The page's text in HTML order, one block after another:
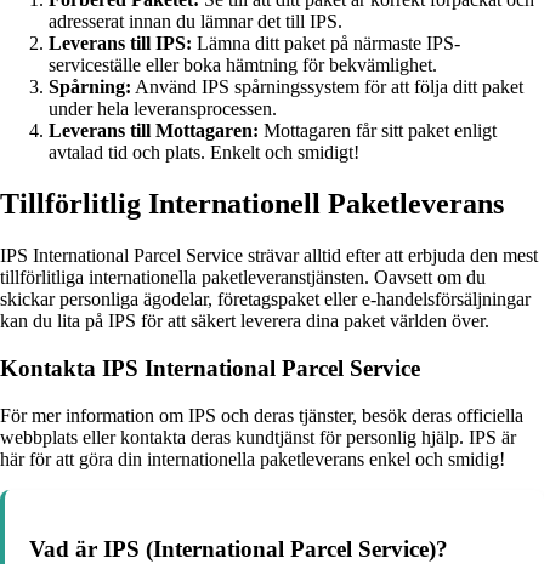
adresserat innan du lämnar det till IPS.
Leverans till IPS: Lämna ditt paket på närmaste IPS-
serviceställe eller boka hämtning för bekvämlighet.
Spårning: Använd IPS spårningssystem för att följa ditt paket
under hela leveransprocessen.
Leverans till Mottagaren: Mottagaren får sitt paket enligt
avtalad tid och plats. Enkelt och smidigt!
Tillförlitlig Internationell Paketleverans
IPS International Parcel Service strävar alltid efter att erbjuda den mest
tillförlitliga internationella paketleveranstjänsten. Oavsett om du
skickar personliga ägodelar, företagspaket eller e-handelsförsäljningar
kan du lita på IPS för att säkert leverera dina paket världen över.
Kontakta IPS International Parcel Service
För mer information om IPS och deras tjänster, besök deras officiella
webbplats eller kontakta deras kundtjänst för personlig hjälp. IPS är
här för att göra din internationella paketleverans enkel och smidig!
Vad är IPS (International Parcel Service)?